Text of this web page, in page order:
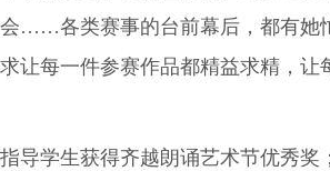
……各类赛事的台前幕后，都有她
让每一件参赛作品都精益求精，
学生获得齐越朗诵艺术节优秀奖